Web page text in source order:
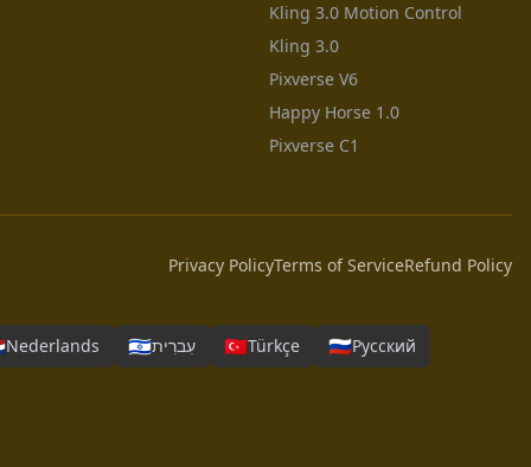
Kling 3.0 Motion Control
Kling 3.0
Pixverse V6
Happy Horse 1.0
Pixverse C1
Privacy PolicyTerms of ServiceRefund Policy
Nederlands 🇮🇱עִברִית 🇹🇷Türkçe 🇷🇺Русский